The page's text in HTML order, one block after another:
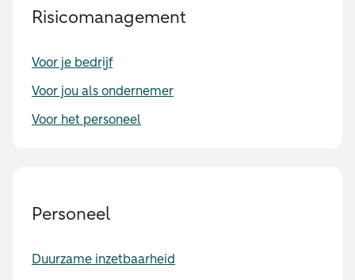
Risicomanagement
Voor je bedrijf
Voor jou als ondernemer
Voor het personeel
Personeel
Duurzame inzetbaarheid